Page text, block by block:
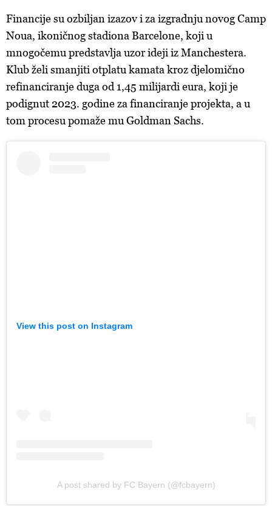
Financije su ozbiljan izazov i za izgradnju novog Camp
Noua, ikoničnog stadiona Barcelone, koji u
mnogočemu predstavlja uzor ideji iz Manchestera.
Klub želi smanjiti otplatu kamata kroz djelomično
refinanciranje duga od 1,45 milijardi eura, koji je
podignut 2023. godine za financiranje projekta, a u
tom procesu pomaže mu Goldman Sachs.
View this post on Instagram
A post shared by FC Bayern (@fcbayern)